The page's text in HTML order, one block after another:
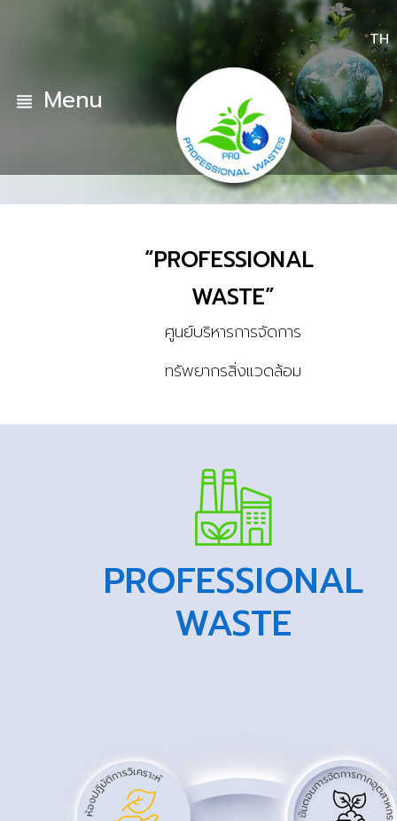
TH
view_headline Menu
“PROFESSIONAL
WASTE”
ศูนย์บริหารการจัดการ
ทรัพยากรสิ่งแวดล้อม
“PROFESSIONAL
WASTE”
ศูนย์บริหารการจัดการ
ทรัพยากรสิ่งแวดล้อม
“PROFESSIONAL
WASTE”
ศูนย์บริหารการจัดการ
ทรัพยากรสิ่งแวดล้อม
PROFESSIONAL
WASTE